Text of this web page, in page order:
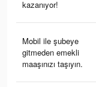
kazanıyor!
Mobil ile şubeye
gitmeden emekli
maaşınızı taşıyın.